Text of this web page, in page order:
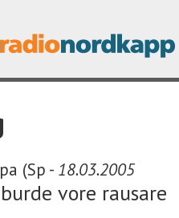
(Sp - 18.03.2005
vore rausare